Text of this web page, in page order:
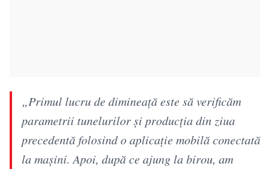
„Primul lucru de dimineață este să verificăm
parametrii tunelurilor și producția din ziua
precedentă folosind o aplicație mobilă conectată
la mașini. Apoi, după ce ajung la birou, am